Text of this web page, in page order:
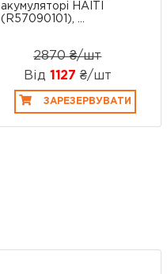
акумуляторі HAITI
(R57090101), ...
2870 ₴/шт
Від 1127 ₴/шт
ЗАРЕЗЕРВУВАТИ